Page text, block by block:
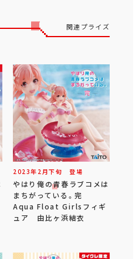
関連プライズ
2023年 2 月下旬 登場
やはり俺の青春ラブコメは
まちがっている。完
Aqua Float Girlsフィギ
ュア 由比ヶ浜結衣